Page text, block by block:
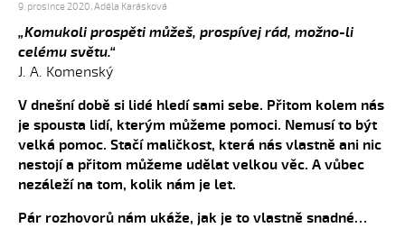
9. prosince 2020,Adéla Karásková
„Komukoli prospěti můžeš, prospívej rád, možno-li
celému světu.“
J. A. Komenský
V dnešní době si lidé hledí sami sebe. Přitom kolem nás
je spousta lidí, kterým můžeme pomoci. Nemusí to být
velká pomoc. Stačí maličkost, která nás vlastně ani nic
nestojí a přitom můžeme udělat velkou věc. A vůbec
nezáleží na tom, kolik nám je let.
Pár rozhovorů nám ukáže, jak je to vlastně snadné…